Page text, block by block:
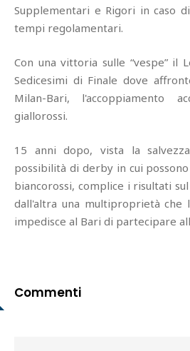
Supplementari e Rigori in caso
tempi regolamentari.
Con una vittoria sulle “vespe” il
Sedicesimi di Finale dove
Milan-Bari, l'accoppiamento
giallorossi.
15 anni dopo, vista la
possibilità di derby in cui
biancorossi, complice i risultati
dall'altra una multiproprietà che
impedisce al Bari di partecipare
Commenti